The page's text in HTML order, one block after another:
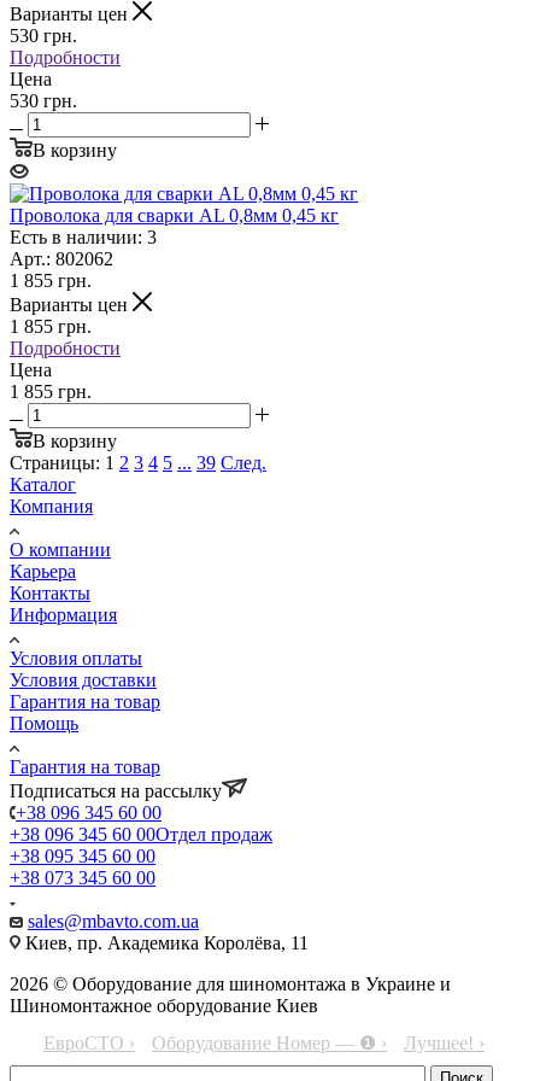
Варианты цен
530 грн.
Подробности
Цена
530 грн.
В корзину
Проволока для сварки AL 0,8мм 0,45 кг
Есть в наличии: 3
Арт.: 802062
1 855 грн.
Варианты цен
1 855 грн.
Подробности
Цена
1 855 грн.
В корзину
Страницы: 1 2 3 4 5 ... 39 След.
Каталог
Компания
О компании
Карьера
Контакты
Информация
Условия оплаты
Условия доставки
Гарантия на товар
Помощь
Гарантия на товар
Подписаться на рассылку
+38 096 345 60 00
+38 096 345 60 00Отдел продаж
+38 095 345 60 00
+38 073 345 60 00
sales@mbavto.com.ua
Киев, пр. Академика Королёва, 11
2026 © Оборудование для шиномонтажа в Украине и
Шиномонтажное оборудование Киев
ЕвроСТО ›
Оборудование Номер — ❶ › Лучшее! ›